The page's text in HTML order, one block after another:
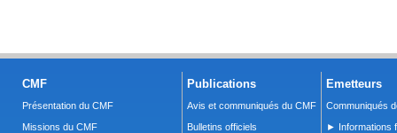
CMF
Présentation du CMF
Missions du CMF
Publications
Avis et communiqués du CMF
Bulletins officiels
Emetteurs
Communiqués
► Informations